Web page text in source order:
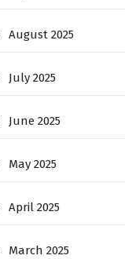
August 2025
July 2025
June 2025
May 2025
April 2025
March 2025